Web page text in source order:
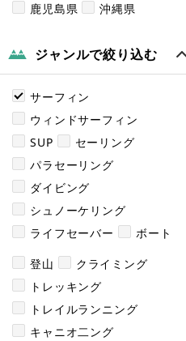
鹿児島県
沖縄県
ジャンルで絞り込む
サーフィン
ウィンドサーフィン
SUP
セーリング
パラセーリング
ダイビング
シュノーケリング
ライフセーバー
ボート
登山
クライミング
トレッキング
トレイルランニング
キャニオ二ング